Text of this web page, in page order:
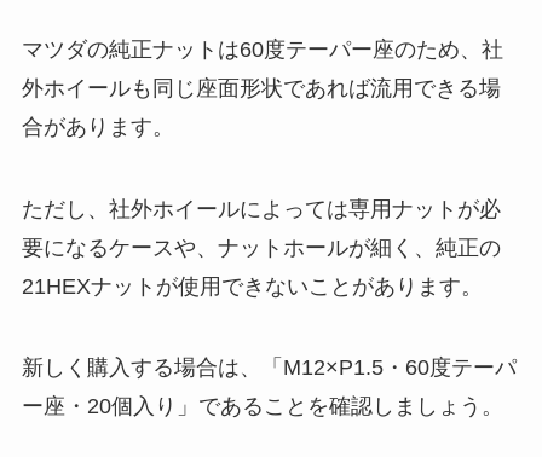
マツダの純正ナットは60度テーパー座のため、社
外ホイールも同じ座面形状であれば流用できる場
合があります。
ただし、社外ホイールによっては専用ナットが必
要になるケースや、ナットホールが細く、純正の
21HEXナットが使用できないことがあります。
新しく購入する場合は、「M12×P1.5・60度テーパ
ー座・20個入り」であることを確認しましょう。